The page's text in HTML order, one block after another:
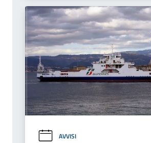
AVVISI